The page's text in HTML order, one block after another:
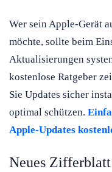
Wer sein Apple-Gerät
möchte, sollte beim
Aktualisierungen
kostenlose Ratgeber
Sie Updates sicher
optimal schützen.
Apple-Updates
Neues